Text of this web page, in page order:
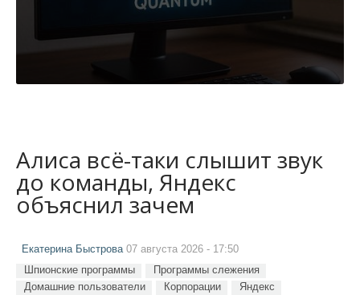
Алиса всё-таки слышит звук
до команды, Яндекс
объяснил зачем
Екатерина Быстрова 07 августа 2026 - 17:50
Шпионские программы
Программы слежения
Домашние пользователи
Корпорации Яндекс